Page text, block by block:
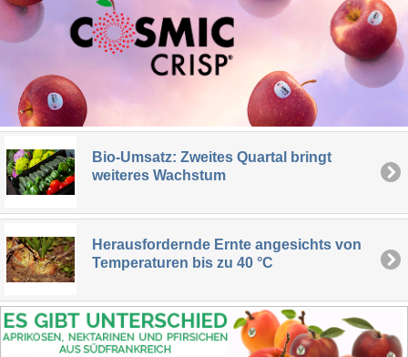
Bio-Umsatz: Zweites Quartal bringt
weiteres Wachstum
Herausfordernde Ernte angesichts von
Temperaturen bis zu 40 °C